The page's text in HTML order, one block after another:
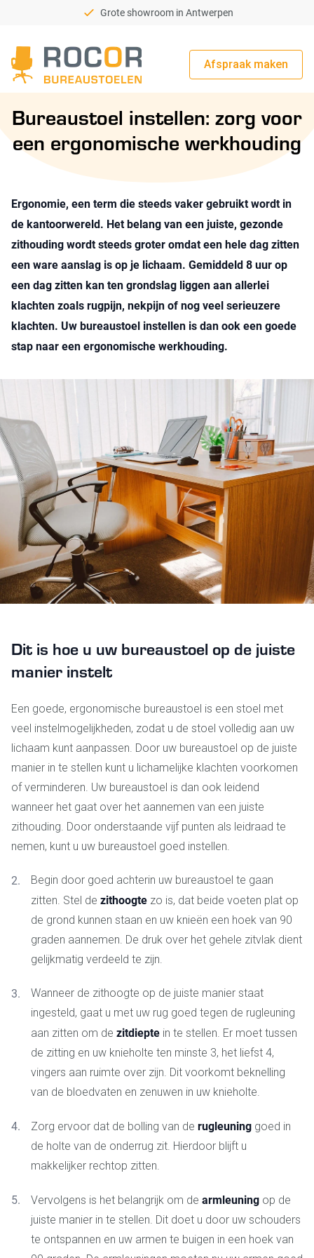
Grote showroom in Antwerpen
Rocor Bureaustoelen
Afspraak maken
Bureaustoel instellen: zorg voor
een ergonomische werkhouding
Ergonomie, een term die steeds vaker gebruikt wordt in
de kantoorwereld. Het belang van een juiste, gezonde
zithouding wordt steeds groter omdat een hele dag zitten
een ware aanslag is op je lichaam. Gemiddeld 8 uur op
een dag zitten kan ten grondslag liggen aan allerlei
klachten zoals rugpijn, nekpijn of nog veel serieuzere
klachten. Uw bureaustoel instellen is dan ook een goede
stap naar een ergonomische werkhouding.
Dit is hoe u uw bureaustoel op de juiste
manier instelt
Een goede, ergonomische bureaustoel is een stoel met
veel instelmogelijkheden, zodat u de stoel volledig aan uw
lichaam kunt aanpassen. Door uw bureaustoel op de juiste
manier in te stellen kunt u lichamelijke klachten voorkomen
of verminderen. Uw bureaustoel is dan ook leidend
wanneer het gaat over het aannemen van een juiste
zithouding. Door onderstaande vijf punten als leidraad te
nemen, kunt u uw bureaustoel goed instellen.
Begin door goed achterin uw bureaustoel te gaan
zitten. Stel de zithoogte zo is, dat beide voeten plat op
de grond kunnen staan en uw knieën een hoek van 90
graden aannemen. De druk over het gehele zitvlak dient
gelijkmatig verdeeld te zijn.
Wanneer de zithoogte op de juiste manier staat
ingesteld, gaat u met uw rug goed tegen de rugleuning
aan zitten om de zitdiepte in te stellen. Er moet tussen
de zitting en uw knieholte ten minste 3, het liefst 4,
vingers aan ruimte over zijn. Dit voorkomt beknelling
van de bloedvaten en zenuwen in uw knieholte.
Zorg ervoor dat de bolling van de rugleuning goed in
de holte van de onderrug zit. Hierdoor blijft u
makkelijker rechtop zitten.
Vervolgens is het belangrijk om de armleuning op de
juiste manier in te stellen. Dit doet u door uw schouders
te ontspannen en uw armen te buigen in een hoek van